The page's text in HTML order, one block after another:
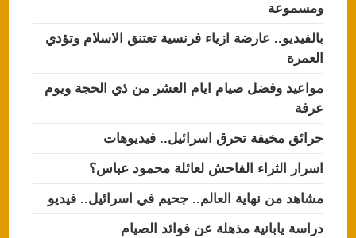
ومسموعة
بالفيديو.. عارضة ازياء فرنسية تعتنق الاسلام وتؤدي
العمرة
مواعيد وفضل صيام ايام العشر من ذي الحجة ويوم
عرفة
حرائق مخيفة تحرق اسرائيل.. فيديوهات
اسرار الثراء الفاحش لعائلة محمود عباس؟
مشاهد من نهاية العالم.. جحيم في اسرائيل.. فيديو
دراسة يابانية مذهلة عن فوائد الصيام